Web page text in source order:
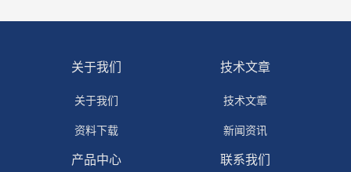
关于我们
关于我们
资料下载
技术文章
技术文章
新闻资讯
产品中心 联系我们